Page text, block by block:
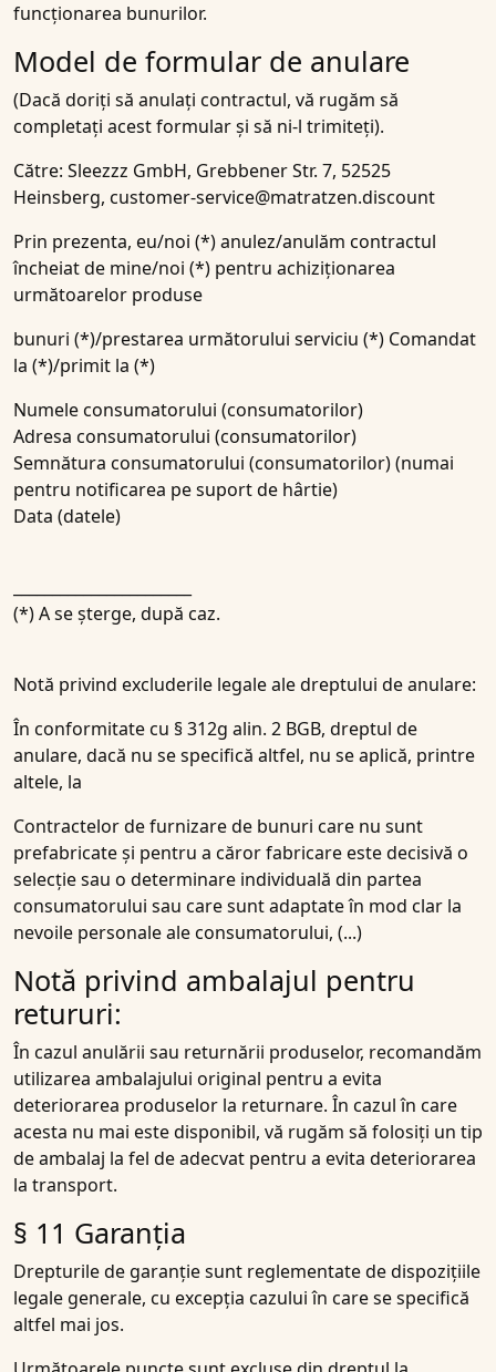
funcționarea bunurilor.
Model de formular de anulare
(Dacă doriți să anulați contractul, vă rugăm să
completați acest formular și să ni-l trimiteți).
Către: Sleezzz GmbH, Grebbener Str. 7, 52525
Heinsberg, customer-service@matratzen.discount
Prin prezenta, eu/noi (*) anulez/anulăm contractul
încheiat de mine/noi (*) pentru achiziționarea
următoarelor produse
bunuri (*)/prestarea următorului serviciu (*) Comandat
la (*)/primit la (*)
Numele consumatorului (consumatorilor)
Adresa consumatorului (consumatorilor)
Semnătura consumatorului (consumatorilor) (numai
pentru notificarea pe suport de hârtie)
Data (datele)
(*) A se șterge, după caz.
Notă privind excluderile legale ale dreptului de anulare:
În conformitate cu § 312g alin. 2 BGB, dreptul de
anulare, dacă nu se specifică altfel, nu se aplică, printre
altele, la
Contractelor de furnizare de bunuri care nu sunt
prefabricate și pentru a căror fabricare este decisivă o
selecție sau o determinare individuală din partea
consumatorului sau care sunt adaptate în mod clar la
nevoile personale ale consumatorului, (...)
Notă privind ambalajul pentru
retururi:
În cazul anulării sau returnării produselor, recomandăm
utilizarea ambalajului original pentru a evita
deteriorarea produselor la returnare. În cazul în care
acesta nu mai este disponibil, vă rugăm să folosiți un tip
de ambalaj la fel de adecvat pentru a evita deteriorarea
la transport.
§ 11 Garanția
Drepturile de garanție sunt reglementate de dispozițiile
legale generale, cu excepția cazului în care se specifică
altfel mai jos.